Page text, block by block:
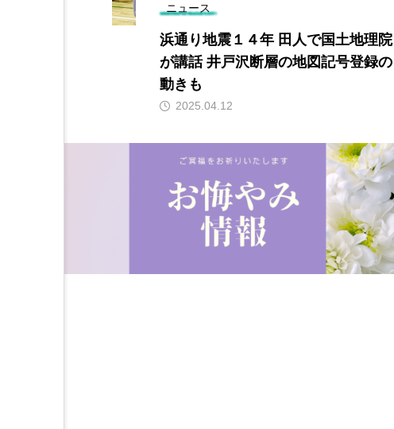
ニュース
浜通り地震１４年 田人で国土地理院
が講話 井戸沢断層の地図記号登録の
動きも
2025.04.12